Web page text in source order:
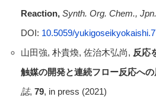
Reaction, Synth. Org. Chem., Jpn.
DOI: 10.5059/
山田強, 朴貴煥, 佐治木弘尚, 反応
触媒の開発と連続フロー反応への
誌, 79, in press (2021)